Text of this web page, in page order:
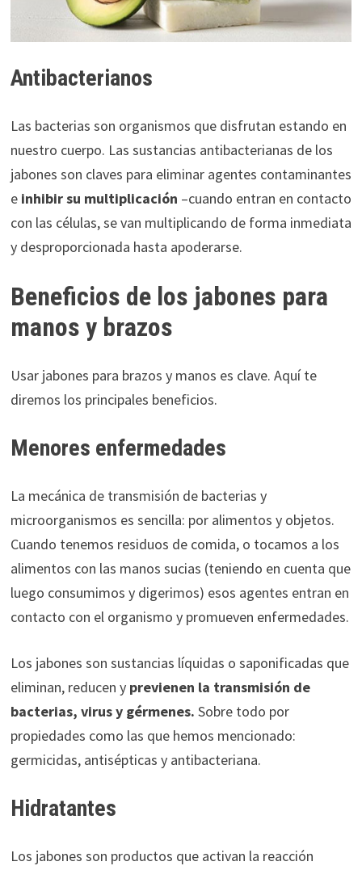
Antibacterianos
Las bacterias son organismos que disfrutan estando en
nuestro cuerpo. Las sustancias antibacterianas de los
jabones son claves para eliminar agentes contaminantes
e inhibir su multiplicación –cuando entran en contacto
con las células, se van multiplicando de forma inmediata
y desproporcionada hasta apoderarse.
Beneficios de los jabones para
manos y brazos
Usar jabones para brazos y manos es clave. Aquí te
diremos los principales beneficios.
Menores enfermedades
La mecánica de transmisión de bacterias y
microorganismos es sencilla: por alimentos y objetos.
Cuando tenemos residuos de comida, o tocamos a los
alimentos con las manos sucias (teniendo en cuenta que
luego consumimos y digerimos) esos agentes entran en
contacto con el organismo y promueven enfermedades.
Los jabones son sustancias líquidas o saponificadas que
eliminan, reducen y previenen la transmisión de
bacterias, virus y gérmenes. Sobre todo por
propiedades como las que hemos mencionado:
germicidas, antisépticas y antibacteriana.
Hidratantes
Los jabones son productos que activan la reacción